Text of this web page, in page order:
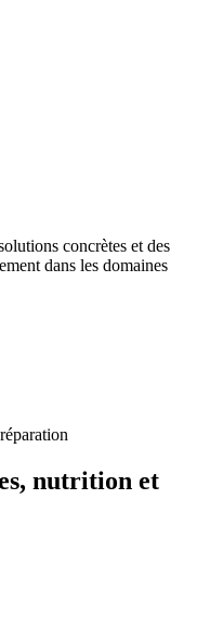
concrètes et des
dans les domaines
nutrition et